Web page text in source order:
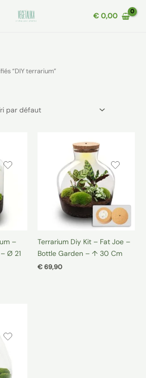
€ 0,00
“DIY terrarium”
–
Ø 21
Terrarium Diy Kit – Fat Joe –
Bottle Garden – ↑ 30 Cm
€69,90